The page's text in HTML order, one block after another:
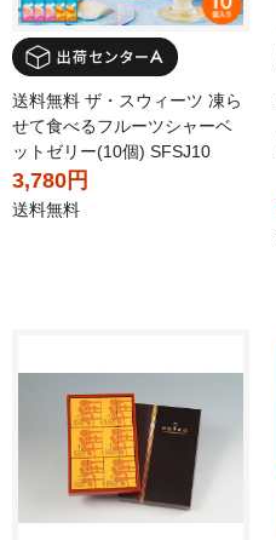
送料無料 ザ・スウィーツ 凍ら
せて食べるフルーツシャーベ
ットゼリー(10個) SFSJ10
3,780円
送料無料